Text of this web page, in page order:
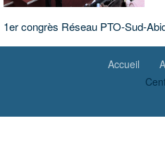
1er congrès Réseau PTO-Sud-
Accueil